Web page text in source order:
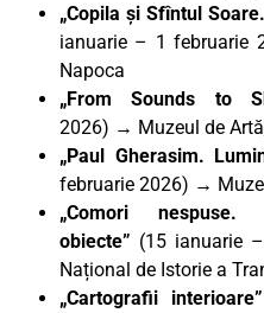
„Copila și Sfîntul
ianuarie – 1 februarie
Napoca
„From Sounds to
2026) → Muzeul de
„Paul Gherasim.
februarie 2026) →
„Comori
obiecte” (15 ianuarie
Național de Istorie a
„Cartografii interioare”